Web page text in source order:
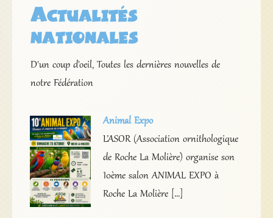
Actualités
nationales
D'un coup d'oeil, Toutes les dernières nouvelles de
notre Fédération
Animal Expo
L’ASOR (Association ornithologique
de Roche La Molière) organise son
10ème salon ANIMAL EXPO à
Roche La Molière […]